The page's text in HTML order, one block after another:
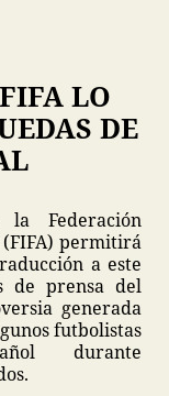
LO
DE
Federación
permitirá
a este
de prensa del
generada
futbolistas
durante